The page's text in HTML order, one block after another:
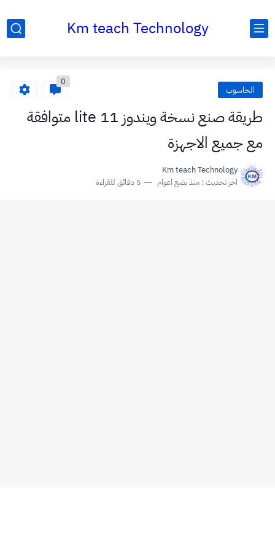
Km teach Technology
الحاسوب
0
طريقة صنع نسخة ويندوز 11 lite متوافقة
مع جميع الاجهزة
Km teach Technology
اخر تحديث : منذ بضع اعوام 5 دقائق للقراءة